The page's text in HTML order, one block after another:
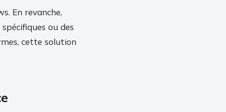
En revanche,
ou des
cette solution